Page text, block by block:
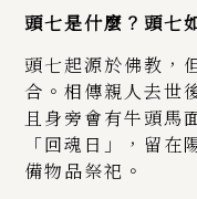
頭七是什麼？頭七
頭七起源於佛教，
合。相傳親人去世
且身旁會有牛頭馬
「回魂日」，留
備物品祭祀。